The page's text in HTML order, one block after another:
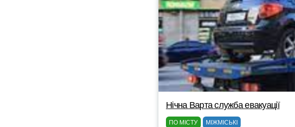
Нічна Варта служба евакуації
ПО МІСТУ МІЖМІСЬКІ